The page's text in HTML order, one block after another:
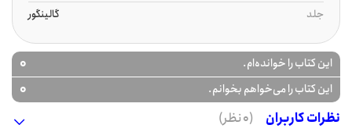
جلد
گالینگور
این کتاب را خوانده‌ام. 0
این کتاب را می‌خواهم بخوانم.
0
نظرات کاربران
(0 نظر)